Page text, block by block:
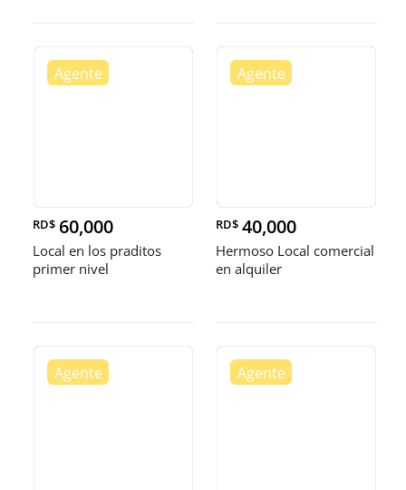
RD$ 60,000
Local en los praditos
primer nivel
RD$ 40,000
Hermoso Local comercial
en alquiler